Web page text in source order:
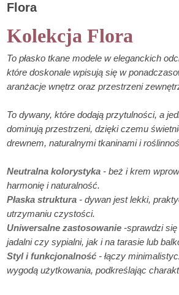
Flora
Kolekcja Flora
To płasko tkane modele w eleganckich
które doskonale wpisują się w
aranżacje wnętrz oraz przestrzeni
To dywany, które dodają przytulności, a
dominują przestrzeni, dzięki czemu
drewnem, naturalnymi tkaninami i
Neutralna kolorystyka - beż i krem
harmonię i naturalność.
Płaska struktura - dywan jest lekki,
utrzymaniu czystości.
Uniwersalne zastosowanie -sprawdzi
jadalni czy sypialni, jak i na tarasie lub
Styl i funkcjonalność - łączy
wygodą użytkowania, podkreślając